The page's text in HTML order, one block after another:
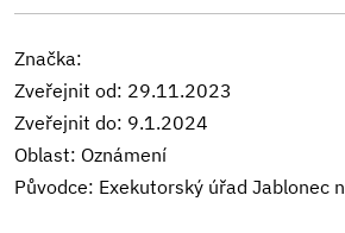
Značka:
Zveřejnit od: 29.11.2023
Zveřejnit do: 9.1.2024
Oblast: Oznámení
Původce: Exekutorský úřad Jablonec